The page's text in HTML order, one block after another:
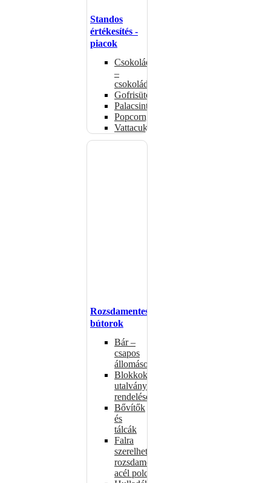
Standos
értékesítés -
piacok
Csokoládémelegítők
–
csokoládéadagolók
Gofrisütők
Palacsintasütők
Popcorngépek
Vattacukorgép
Rozsdamentes
bútorok
Bár –
csapos
állomások
Blokkok
utalványokhoz,
rendelésekhez
Bővítők
és
tálcák
Falra
szerelhető
rozsdamentes
acél polcok